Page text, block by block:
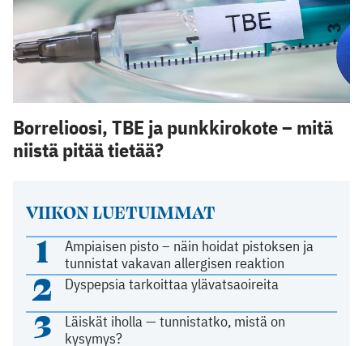
VIIKON LUETUIMMAT
1
Ampiaisen pisto – näin hoidat pistoksen ja
tunnistat vakavan allergisen reaktion
2 Dyspepsia tarkoittaa ylävatsaoireita
3
Läiskät iholla — tunnistatko, mistä on
kysymys?
Borrelioosi, TBE ja punkkirokote – mitä
niistä pitää tietää?